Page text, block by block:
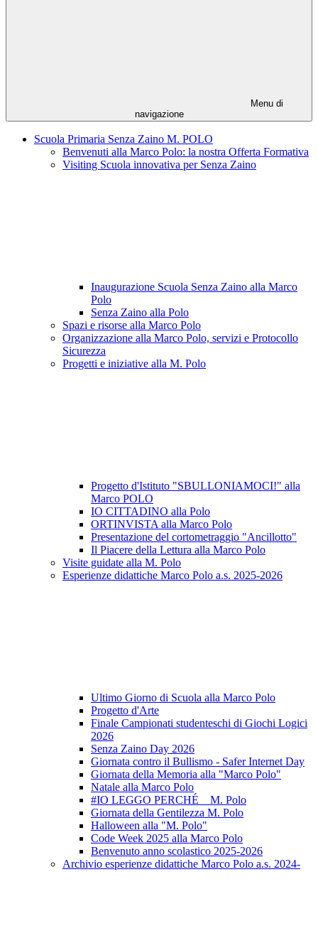
Menu di
navigazione
Scuola Primaria Senza Zaino M. POLO
Benvenuti alla Marco Polo: la nostra Offerta Formativa
Visiting Scuola innovativa per Senza Zaino
Inaugurazione Scuola Senza Zaino alla Marco
Polo
Senza Zaino alla Polo
Spazi e risorse alla Marco Polo
Organizzazione alla Marco Polo, servizi e Protocollo
Sicurezza
Progetti e iniziative alla M. Polo
Progetto d'Istituto "SBULLONIAMOCI!" alla
Marco POLO
IO CITTADINO alla Polo
ORTINVISTA alla Marco Polo
Presentazione del cortometraggio "Ancillotto"
Il Piacere della Lettura alla Marco Polo
Visite guidate alla M. Polo
Esperienze didattiche Marco Polo a.s. 2025-2026
Ultimo Giorno di Scuola alla Marco Polo
Progetto d'Arte
Finale Campionati studenteschi di Giochi Logici
2026
Senza Zaino Day 2026
Giornata contro il Bullismo - Safer Internet Day
Giornata della Memoria alla "Marco Polo"
Natale alla Marco Polo
#IO LEGGO PERCHÉ _ M. Polo
Giornata della Gentilezza M. Polo
Halloween alla "M. Polo"
Code Week 2025 alla Marco Polo
Benvenuto anno scolastico 2025-2026
Archivio esperienze didattiche Marco Polo a.s. 2024-